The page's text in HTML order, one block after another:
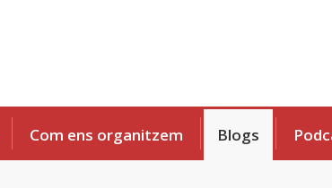
Com ens organitzem Blogs